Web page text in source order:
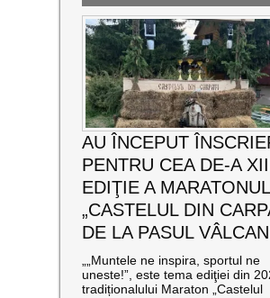
AU ÎNCEPUT
PENTRU CEA DE-A
EDIŢIE A
„CASTELUL DIN
DE LA PASUL VÂLCAN
„„Muntele ne inspira, sportul ne
uneste!”, este tema ediţiei din
tradiționalului Maraton „Castelul